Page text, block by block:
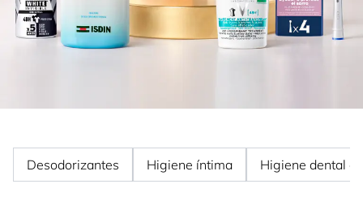
Desodorizantes Higiene íntima Higiene dental e